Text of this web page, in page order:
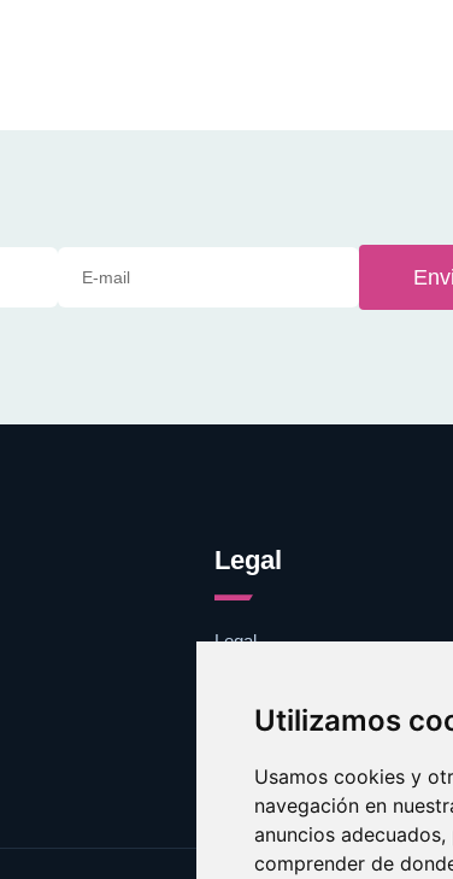
Utilizamos
Usamos cookies y
navegación en
anuncios
comprender de
Legal
Legal
Contacto